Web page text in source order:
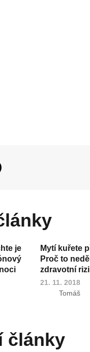
je
Mytí kuřete
Proč to
zdravotní
21. 11. 2018
Tomáš
články